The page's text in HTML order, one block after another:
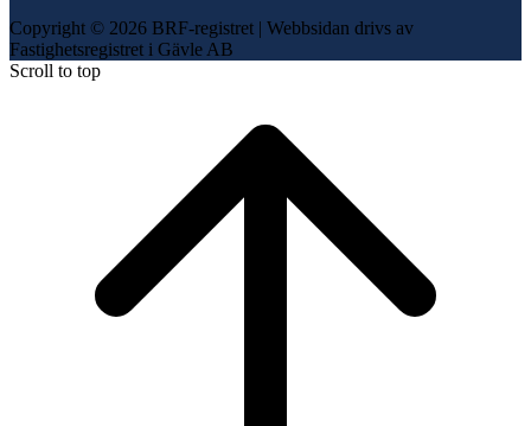
Copyright © 2026 BRF-registret | Webbsidan drivs av
Fastighetsregistret i Gävle AB
Scroll to top